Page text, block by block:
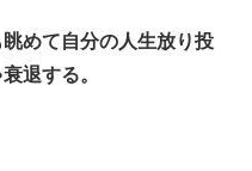
めて自分の人生放り投
退する。